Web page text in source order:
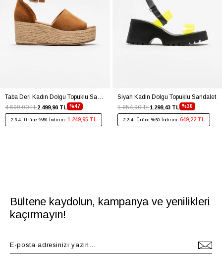
Taba Deri Kadın Dolgu Topuklu Sandalet
%47
2.499,90 TL
4.699,90 TL
2.3.4. Ürüne %50 İndirim: 1.249,95 TL
Siyah Kadın Dolgu Topuklu Sandalet
%30
1.298,43 TL
1.854,90 TL
2.3.4. Ürüne %50 İndirim: 649,22 TL
Bültene kaydolun, kampanya ve yenilikleri
kaçırmayın!